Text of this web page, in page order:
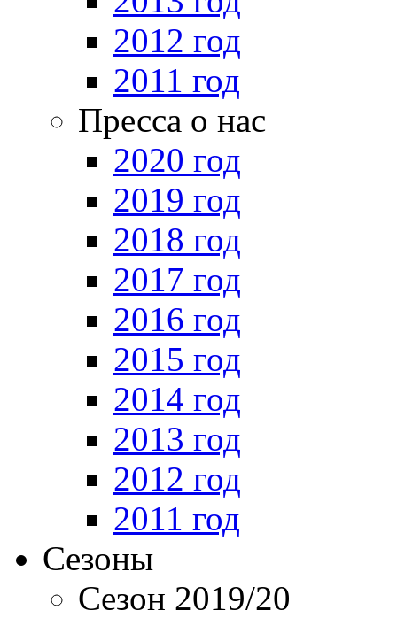
2012 год
2011 год
Пресса о нас
2020 год
2019 год
2018 год
2017 год
2016 год
2015 год
2014 год
2013 год
2012 год
2011 год
Сезоны
Сезон 2019/20